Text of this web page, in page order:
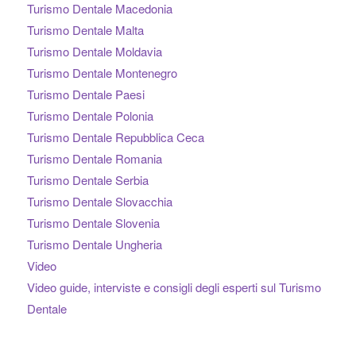
Turismo Dentale Macedonia
Turismo Dentale Malta
Turismo Dentale Moldavia
Turismo Dentale Montenegro
Turismo Dentale Paesi
Turismo Dentale Polonia
Turismo Dentale Repubblica Ceca
Turismo Dentale Romania
Turismo Dentale Serbia
Turismo Dentale Slovacchia
Turismo Dentale Slovenia
Turismo Dentale Ungheria
Video
Video guide, interviste e consigli degli esperti sul Turismo
Dentale